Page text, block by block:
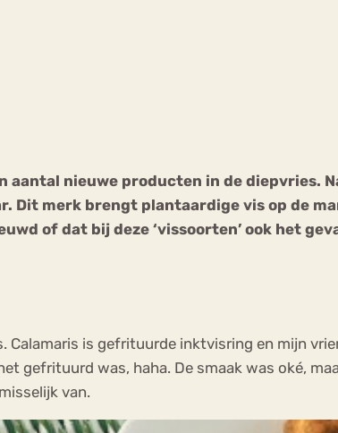
nieuwe producten in de diepvries.
Dit merk brengt plantaardige vis op de
of dat bij deze ‘vissoorten’ ook het
Calamaris is gefrituurde inktvisring en mijn
gefrituurd was, haha. De smaak was oké,
van.